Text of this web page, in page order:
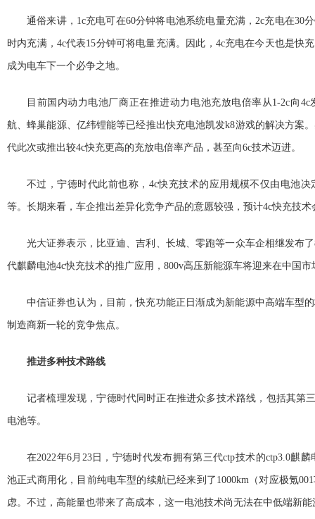
通俗来讲，1c充电可在60分钟将电池系统电量充满，2c充电在30
时内充满，4c代表15分钟可将电量充满。因此，4c充电在今天也是快
成为电车下一个必争之地。
目前国内动力电池厂商正在推进动力电池充放电倍率从1-2c向
航、蜂巢能源、亿纬锂能等已经推出快充电池凯发k8游戏的解决方案
代此次或推出较4c快充更高的充放电倍率产品，甚至向6c技术迈进。
不过，宁德时代此前也称，4c快充技术的应用规模不仅由电池
等。长期来看，车企推出差异化竞争产品的意愿较强，预计4c快充技
光大证券表示，比亚迪、吉利、长城、零跑等一众车企相继发布
代麒麟电池4c快充技术的推广应用，800v高压新能源车将迎来在中国市
中信证券也认为，目前，快充功能正日渐成为新能源中高端车型
制造商新一轮的竞争焦点。
推进多种技术路线
记者梳理发现，宁德时代同时正在推进众多技术路线，包括其第
电池等。
在2022年6月23日，宁德时代发布拥有第三代ctp技术的ctp3.0麒
池正式商用化，目前纯电车型的续航已经来到了1000km（对应极氪
虑。不过，高能量也带来了高成本，这一电池技术尚无法在中低端新